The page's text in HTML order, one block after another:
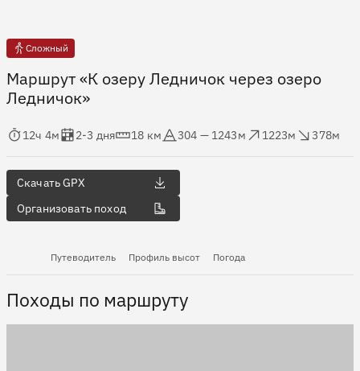
Сложный
Маршрут «К озеру Ледничок через озеро
Ледничок»
в пути
12ч 4м
Оценка в днях
2-3 дня
18 км
304 — 1243м
1223м
378м
Скачать GPX
Организовать поход
Путеводитель Профиль высот Погода
Походы по маршруту